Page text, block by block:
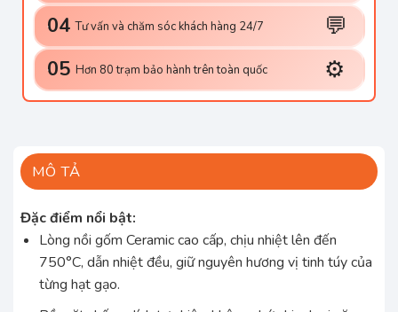
04 Tư vấn và chăm sóc khách hàng 24/7 💬
05 Hơn 80 trạm bảo hành trên toàn quốc ⚙️
MÔ TẢ
Đặc điểm nổi bật:
Lòng nồi gốm Ceramic cao cấp, chịu nhiệt lên đến
750°C, dẫn nhiệt đều, giữ nguyên hương vị tinh túy của
từng hạt gạo.